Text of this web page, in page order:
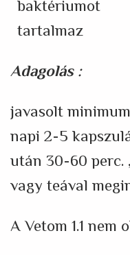
baktériumot
tartalmaz
Adagolás:
javasolt
napi 2-5
után 30-60 perc.
vagy teával
A Vetom 1.1 nem